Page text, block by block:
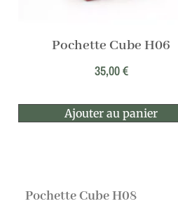
Pochette Cube H06
35,00€
Ajouter au panier
Pochette Cube H08